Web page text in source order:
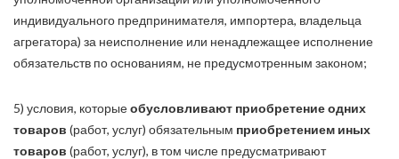
индивидуального предпринимателя, импортера, владельца
агрегатора) за неисполнение или ненадлежащее исполнение
обязательств по основаниям, не предусмотренным законом;
5) условия, которыеобусловливают приобретение одних
товаров (работ, услуг) обязательным приобретением иных
товаров (работ, услуг), в том числе предусматривают